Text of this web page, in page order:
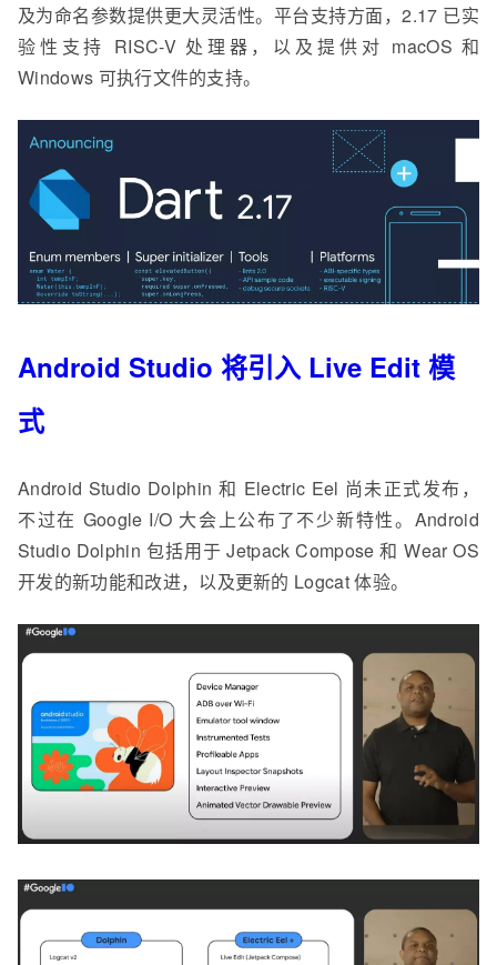
及为命名参数提供更大灵活性。平台支持方面，2.17 已实
验性支持 RISC-V 处理器，以及提供对 macOS 和
Windows 可执行文件的支持。
Android Studio 将引入 Live Edit 模
式
Android Studio Dolphin 和 Electric Eel 尚未正式发布，
不过在 Google I/O 大会上公布了不少新特性。Android
Studio Dolphin 包括用于 Jetpack Compose 和 Wear OS
开发的新功能和改进，以及更新的 Logcat 体验。